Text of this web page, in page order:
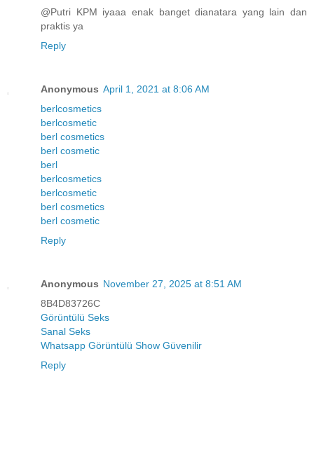
@Putri KPM iyaaa enak banget dianatara yang lain dan
praktis ya
Reply
Anonymous April 1, 2021 at 8:06 AM
berlcosmetics
berlcosmetic
berl cosmetics
berl cosmetic
berl
berlcosmetics
berlcosmetic
berl cosmetics
berl cosmetic
Reply
Anonymous November 27, 2025 at 8:51 AM
8B4D83726C
Görüntülü Seks
Sanal Seks
Whatsapp Görüntülü Show Güvenilir
Reply